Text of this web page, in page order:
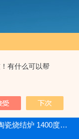
有什么可以帮
瓷烧结炉 1400度电动升降炉 实验室使用